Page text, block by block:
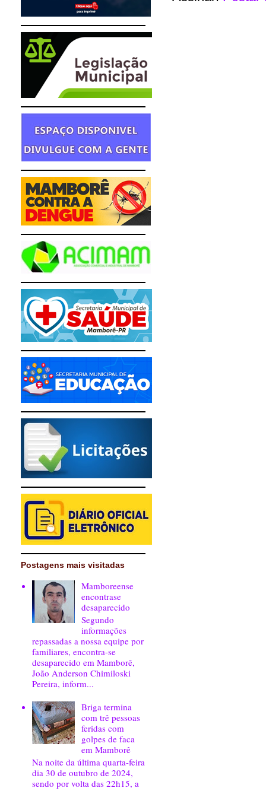
Postagens mais visitadas
Mamboreense
encontrase
desaparecido
Segundo
informações
repassadas a nossa equipe por
familiares, encontra-se
desaparecido em Mamborê,
João Anderson Chimiloski
Pereira, inform...
Briga termina
com trê pessoas
feridas com
golpes de faca
em Mamborê
Na noite da última quarta-feira
dia 30 de outubro de 2024,
sendo por volta das 22h15, a